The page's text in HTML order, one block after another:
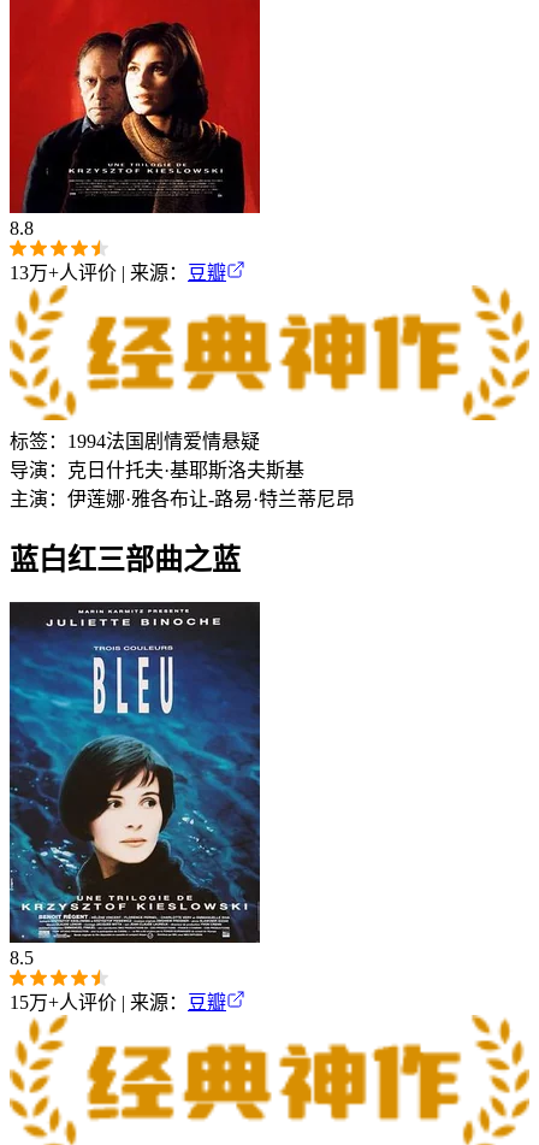
8.8
13万+人评价 | 来源： 豆瓣
标签： 1994法国剧情爱情悬疑
导演： 克日什托夫·基耶斯洛夫斯基
主演： 伊莲娜·雅各布让-路易·特兰蒂尼昂
蓝白红三部曲之蓝
8.5
15万+人评价 | 来源： 豆瓣